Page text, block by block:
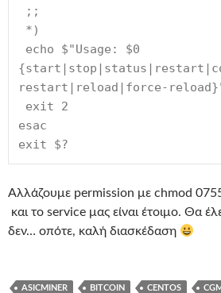
;;
*)
restart|reload|force-
exit 2
esac
exit $?
Αλλάζουμε permission με chmod
και το service μας είναι έτοιμο. Θα
δεν… οπότε, καλή διασκέδαση
ASICMINER BITCOIN CENTOS